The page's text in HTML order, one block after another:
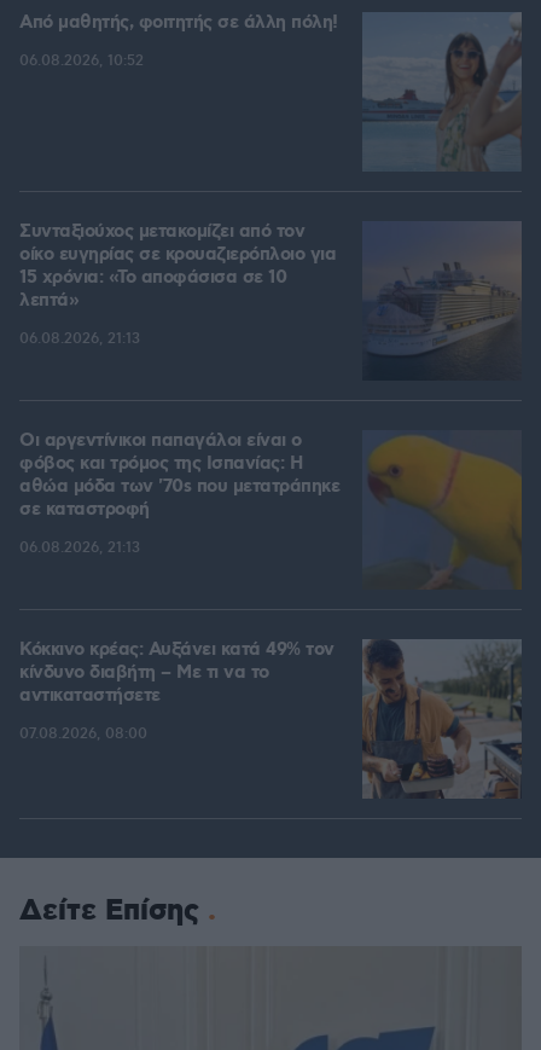
Από μαθητής, φοιτητής σε άλλη πόλη!
06.08.2026, 10:52
Συνταξιούχος μετακομίζει από τον
οίκο ευγηρίας σε κρουαζιερόπλοιο για
15 χρόνια: «Το αποφάσισα σε 10
λεπτά»
06.08.2026, 21:13
Οι αργεντίνικοι παπαγάλοι είναι ο
φόβος και τρόμος της Ισπανίας: Η
αθώα μόδα των '70s που μετατράπηκε
σε καταστροφή
06.08.2026, 21:13
Κόκκινο κρέας: Αυξάνει κατά 49% τον
κίνδυνο διαβήτη – Με τι να το
αντικαταστήσετε
07.08.2026, 08:00
Δείτε Επίσης